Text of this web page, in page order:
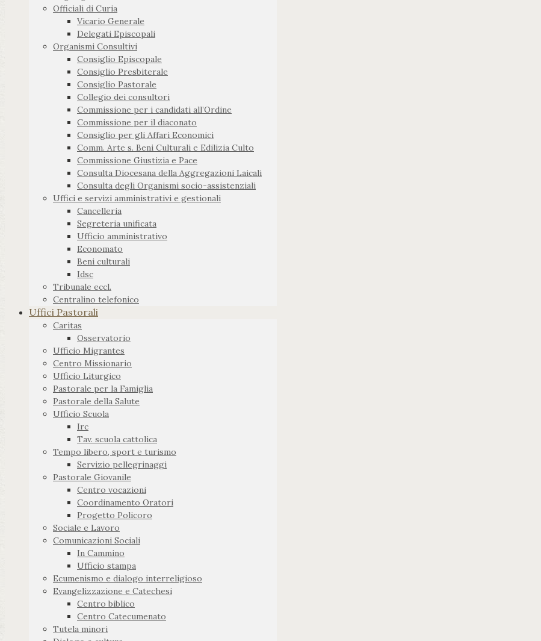
Officiali di Curia
Vicario Generale
Delegati Episcopali
Organismi Consultivi
Consiglio Episcopale
Consiglio Presbiterale
Consiglio Pastorale
Collegio dei consultori
Commissione per i candidati all’Ordine
Commissione per il diaconato
Consiglio per gli Affari Economici
Comm. Arte s. Beni Culturali e Edilizia Culto
Commissione Giustizia e Pace
Consulta Diocesana della Aggregazioni Laicali
Consulta degli Organismi socio-assistenziali
Uffici e servizi amministrativi e gestionali
Cancelleria
Segreteria unificata
Ufficio amministrativo
Economato
Beni culturali
Idsc
Tribunale eccl.
Centralino telefonico
Uffici Pastorali
Caritas
Osservatorio
Ufficio Migrantes
Centro Missionario
Ufficio Liturgico
Pastorale per la Famiglia
Pastorale della Salute
Ufficio Scuola
Irc
Tav. scuola cattolica
Tempo libero, sport e turismo
Servizio pellegrinaggi
Pastorale Giovanile
Centro vocazioni
Coordinamento Oratori
Progetto Policoro
Sociale e Lavoro
Comunicazioni Sociali
In Cammino
Ufficio stampa
Ecumenismo e dialogo interreligioso
Evangelizzazione e Catechesi
Centro biblico
Centro Catecumenato
Tutela minori